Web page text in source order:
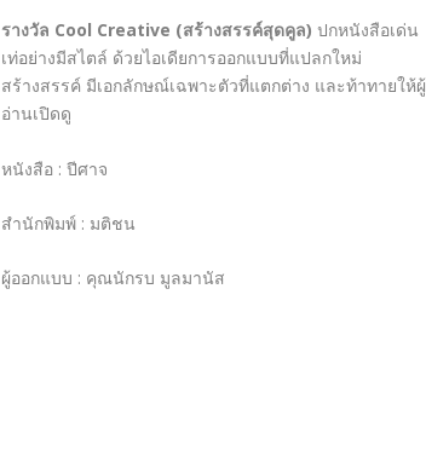
รางวัล Cool Creative (สร้างสรรค์สุดคูล) ปกหนังสือเด่น
เท่อย่างมีสไตล์ ด้วยไอเดียการออกแบบที่แปลกใหม่
สร้างสรรค์ มีเอกลักษณ์เฉพาะตัวที่แตกต่าง และท้าทายให้ผู้
อ่านเปิดดู
หนังสือ : ปีศาจ
สำนักพิมพ์ : มติชน
ผู้ออกแบบ : คุณนักรบ มูลมานัส